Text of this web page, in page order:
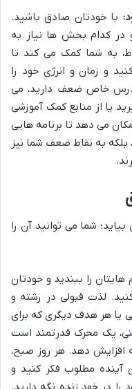
با خودتان صادق باشید.
در کدام بخش ها نیاز به
به شما کمک می کند تا
و زمان و انرژی خود را
درس خاص ضعف دارید، می
یا از منابع کمک آموزشی
می دهد تا برنامه هایی
بلکه به نقاط ضعف شما نیز
شما می توانید آن را
را ببندید و خودتان
لذت قبولی در رشته و
یا هر هدف دیگری که برای
یک محرک قدرتمند است
افزایش دهد. هر روز صبح،
آینده مطلوب فکر کنید و